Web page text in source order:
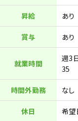
昇給 あり
賞与 あり
就業時間
週3
35
時間外勤務 なし
休日 希望